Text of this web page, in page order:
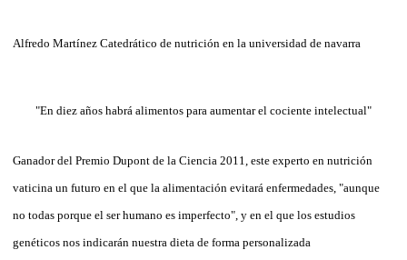
Alfredo Martínez Catedrático de nutrición en la universidad de navarra
"En diez años habrá alimentos para aumentar el cociente intelectual"
Ganador del Premio Dupont de la Ciencia 2011, este experto en nutrición
vaticina un futuro en el que la alimentación evitará enfermedades, "aunque
no todas porque el ser humano es imperfecto", y en el que los estudios
genéticos nos indicarán nuestra dieta de forma personalizada